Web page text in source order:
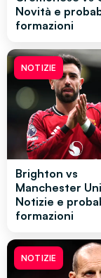
Novità e
formazioni
NOTIZIE
Brighton vs
Manchester
Notizie e
formazioni
NOTIZIE